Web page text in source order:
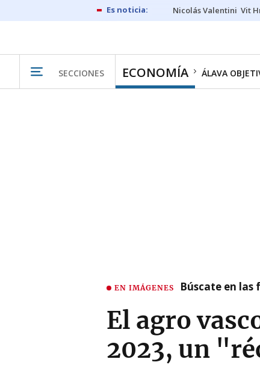
Nicolás Valentini Vit
SECCIONES ECONOMÍA ÁLAVA
EN IMÁGENES Búscate en las
El agro
2023, un